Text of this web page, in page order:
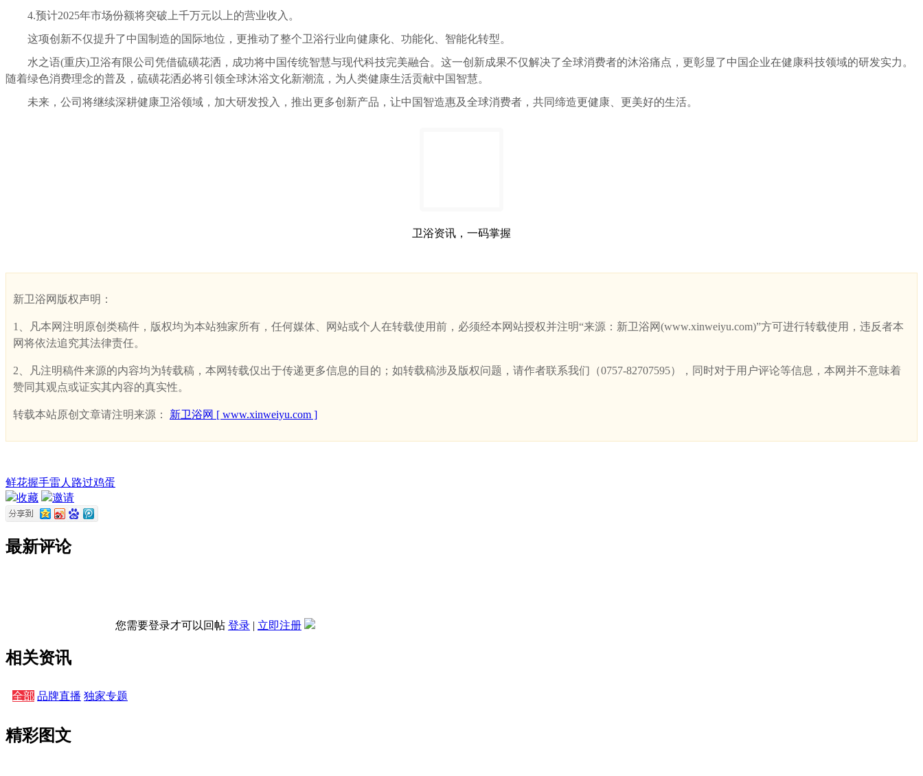
4.预计2025年市场份额将突破上千万元以上的营业收入。
这项创新不仅提升了中国制造的国际地位，更推动了整个卫浴行业向健康化、功能化、智能化转型。
水之语(重庆)卫浴有限公司凭借硫磺花洒，成功将中国传统智慧与现代科技完美融合。这一创新成果不仅解决了全球消费者的沐浴痛点，更彰显了中国企业在健康科技领域的研发实力。
随着绿色消费理念的普及，硫磺花洒必将引领全球沐浴文化新潮流，为人类健康生活贡献中国智慧。
未来，公司将继续深耕健康卫浴领域，加大研发投入，推出更多创新产品，让中国智造惠及全球消费者，共同缔造更健康、更美好的生活。
卫浴资讯，一码掌握
新卫浴网版权声明：
1、凡本网注明原创类稿件，版权均为本站独家所有，任何媒体、网站或个人在转载使用前，必须经本网站授权并注明“来源：新卫浴网(www.xinweiyu.com)”方可进行转载使用，违反者本
网将依法追究其法律责任。
2、凡注明稿件来源的内容均为转载稿，本网转载仅出于传递更多信息的目的；如转载稿涉及版权问题，请作者联系我们（0757-82707595），同时对于用户评论等信息，本网并不意味着
赞同其观点或证实其内容的真实性。
转载本站原创文章请注明来源： 新卫浴网 [ www.xinweiyu.com ]
鲜花握手雷人 路过鸡蛋
收藏
邀请
最新评论
您需要登录才可以回帖 登录 | 立即注册
相关资讯
全部 品牌直播 独家专题
精彩图文